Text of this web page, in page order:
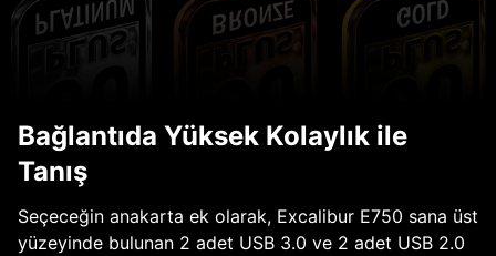
Bağlantıda Yüksek Kolaylık ile
Tanış
Seçeceğin anakarta ek olarak, Excalibur E750 sana üst
yüzeyinde bulunan 2 adet USB 3.0 ve 2 adet USB 2.0